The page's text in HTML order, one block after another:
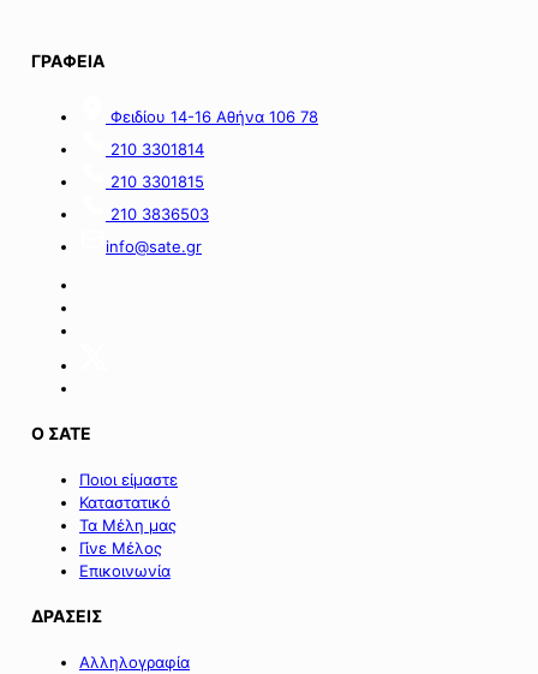
της
Σαμοθράκης».
ΓΡΑΦΕΙΑ
Φειδίου 14-16 Αθήνα 106 78
210 3301814
210 3301815
210 3836503
info@sate.gr
Ο ΣΑΤΕ
Ποιοι είμαστε
Καταστατικό
Τα Μέλη μας
Γίνε Μέλος
Επικοινωνία
ΔΡΑΣΕΙΣ
Αλληλογραφία